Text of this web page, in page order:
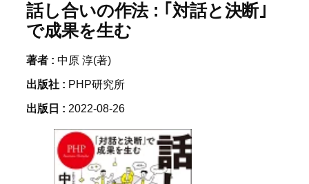
話し合いの作法 : ｢対話と決断｣
で成果を生む
著者 : 中原 淳(著)
出版社 : PHP研究所
出版日 : 2022-08-26